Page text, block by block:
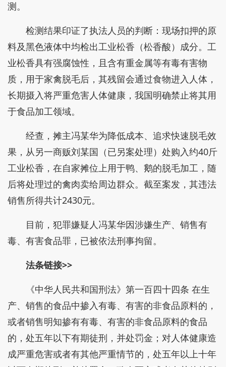
测。
检测结果印证了执法人员的判断：现场扣押的原
料及黑色液体中均检出工业松香（松香酸）成分。工
业松香具有强腐蚀性，且含有重金属等有毒有害物
质，用于家禽脱毛后，其残留会通过食物进入人体，
长期摄入将严重危害人体健康，我国明确禁止将其用
于食品加工领域。
经查，摊主冯某华为降低成本、追求快速脱毛效
果，从另一商贩刘某国（已另案处理）处购入约40斤
工业松香，在自家摊位上用于鸭、鹅的脱毛加工，随
后将处理过的禽肉卖给周边群众。截至案发，其违法
销售所得共计2430元。
目前，犯罪嫌疑人冯某华因涉嫌生产、销售有
毒、有害食品罪，已被依法刑事拘留。
法条链接>>
《中华人民共和国刑法》第一百四十四条 在生
产、销售的食品中掺入有毒、有害的非食品原料的，
或者销售明知掺有有毒、有害的非食品原料的食品
的，处五年以下有期徒刑，并处罚金；对人体健康造
成严重危害或者有其他严重情节的，处五年以上十年